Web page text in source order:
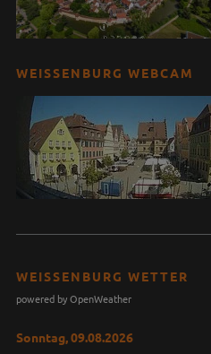
WEISSENBURG WEBCAM
WEISSENBURG WETTER
powered by OpenWeather
Sonntag, 09.08.2026